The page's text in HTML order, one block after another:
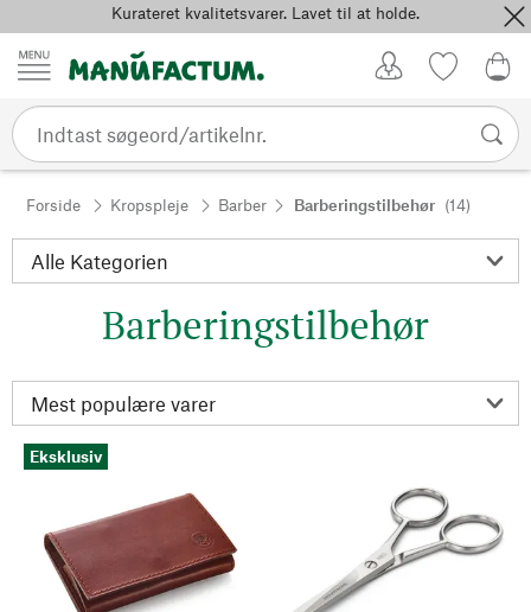
Spring til indholdKurateret kvalitetsvarer. Lavet til at holde.
Forside Kropspleje Barber Barberingstilbehør (14)
Barberingstilbehør
Eksklusiv